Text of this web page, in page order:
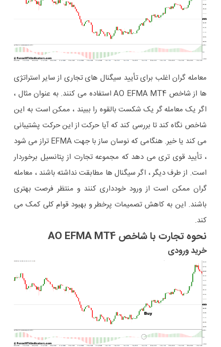
معامله گران اغلب برای تأیید سیگنال های تجاری از سایر استراتژی
ها از شاخص AO EFMA MT4 استفاده می کنند. به عنوان مثال ،
اگر یک معامله گر یک شکست بالقوه را ببیند ، ممکن است به این
شاخص نگاه کند تا بررسی کند که آیا حرکت از این حرکت پشتیبانی
می کند یا خیر. هنگامی که نوسان ساز با جهت EFMA تراز می شود
، تأیید قوی تری می دهد که مجموعه تجارت از پتانسیل برخوردار
است. از طرف دیگر ، اگر سیگنال ها مطابقت نداشته باشند ، معامله
گران ممکن است از ورود خودداری کنند و منتظر فرصت بهتری
باشند. این به کاهش تصمیمات پرخطر و بهبود قوام کلی کمک می
کند.
نحوه تجارت با شاخص AO EFMA MT4
خرید ورودی